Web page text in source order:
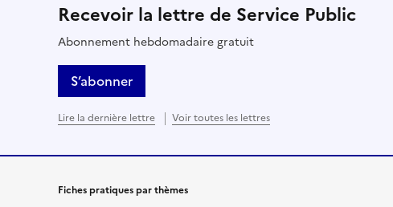
Recevoir la lettre de Service Public
Abonnement hebdomadaire gratuit
S’abonner
Lire la dernière lettre Voir toutes les lettres
Fiches pratiques par thèmes